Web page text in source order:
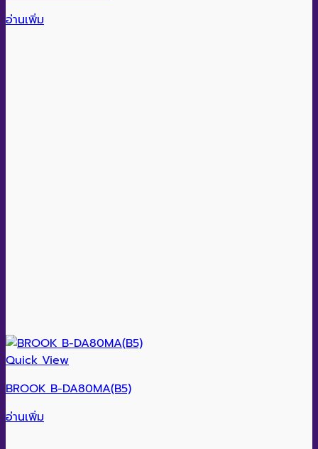
อ่านเพิ่ม
Quick View
BROOK B-DA80MA(B5)
อ่านเพิ่ม